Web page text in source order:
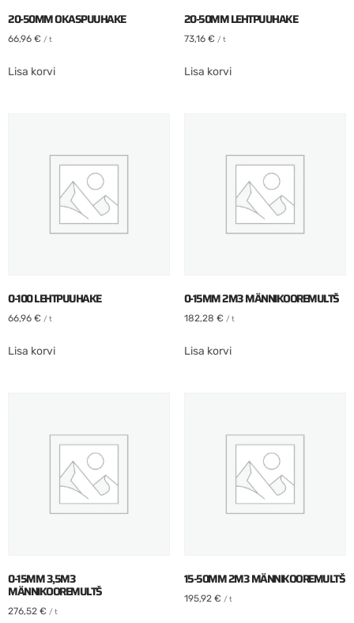
20-50MM OKASPUUHAKE
66,96 € / t
Lisa korvi
20-50MM LEHTPUUHAKE
73,16 € / t
Lisa korvi
0-100 LEHTPUUHAKE
66,96 € / t
Lisa korvi
0-15MM 2M3 MÄNNIKOOREMULTŠ
182,28 € / t
Lisa korvi
0-15MM 3,5M3
MÄNNIKOOREMULTŠ
276,52 € / t
15-50MM 2M3 MÄNNIKOOREMULTŠ
195,92 € / t